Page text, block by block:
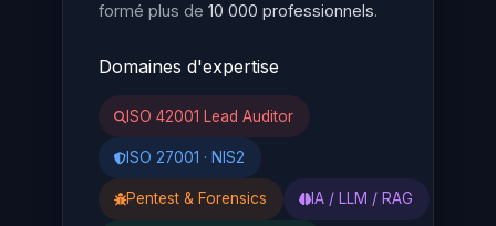
formé plus de 10 000 professionnels.
Domaines d'expertise
ISO 42001 Lead Auditor
ISO 27001 · NIS2
Pentest & Forensics IA / LLM / RAG